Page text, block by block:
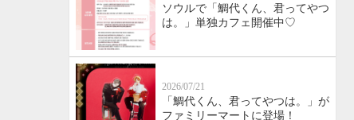
ソウルで「鯛代くん、君ってやつ
は。」単独カフェ開催中♡
2026/07/21
「鯛代くん、君ってやつは。」が
ファミリーマートに登場！